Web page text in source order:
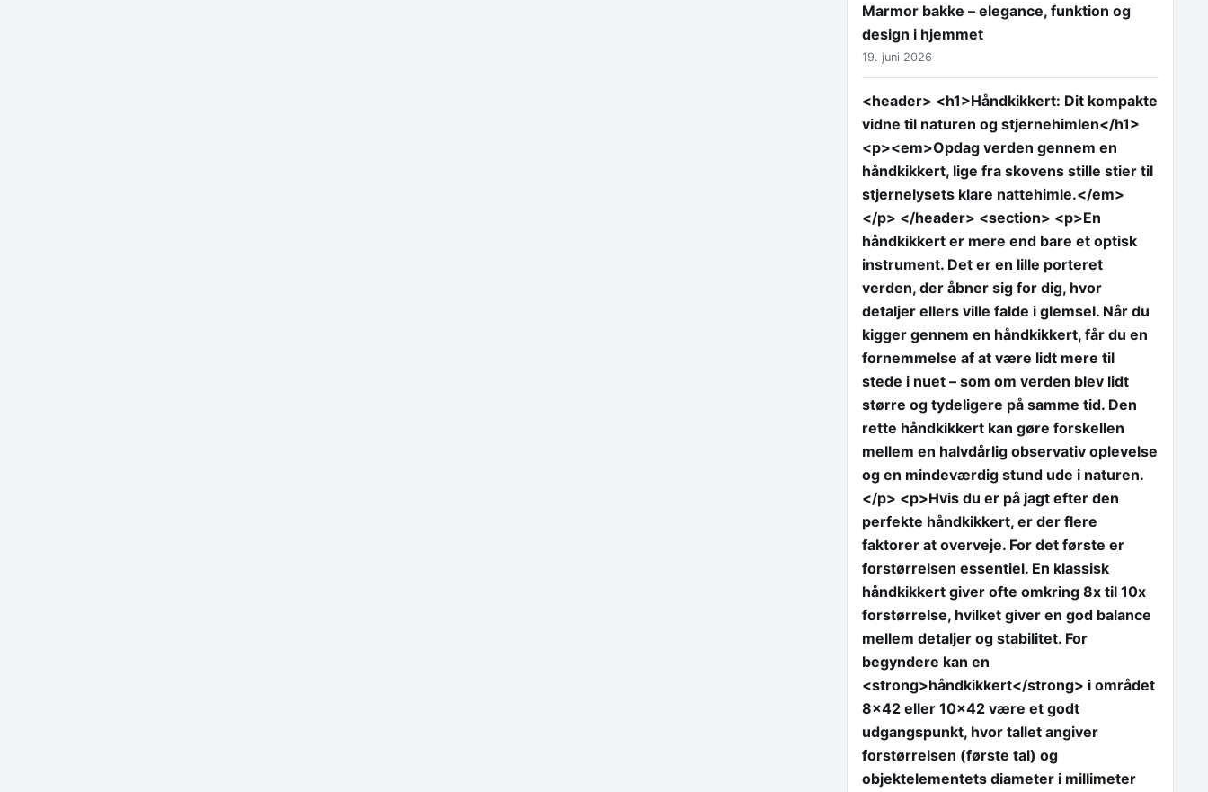
Marmor bakke – elegance, funktion og
design i hjemmet
19. juni 2026
<header> <h1>Håndkikkert: Dit kompakte
vidne til naturen og stjernehimlen</h1>
<p><em>Opdag verden gennem en
håndkikkert, lige fra skovens stille stier til
stjernelysets klare nattehimle.</em>
</p> </header> <section> <p>En
håndkikkert er mere end bare et optisk
instrument. Det er en lille porteret
verden, der åbner sig for dig, hvor
detaljer ellers ville falde i glemsel. Når du
kigger gennem en håndkikkert, får du en
fornemmelse af at være lidt mere til
stede i nuet – som om verden blev lidt
større og tydeligere på samme tid. Den
rette håndkikkert kan gøre forskellen
mellem en halvdårlig observativ oplevelse
og en mindeværdig stund ude i naturen.
</p> <p>Hvis du er på jagt efter den
perfekte håndkikkert, er der flere
faktorer at overveje. For det første er
forstørrelsen essentiel. En klassisk
håndkikkert giver ofte omkring 8x til 10x
forstørrelse, hvilket giver en god balance
mellem detaljer og stabilitet. For
begyndere kan en
<strong>håndkikkert</strong> i området
8×42 eller 10×42 være et godt
udgangspunkt, hvor tallet angiver
forstørrelsen (første tal) og
objektelementets diameter i millimeter